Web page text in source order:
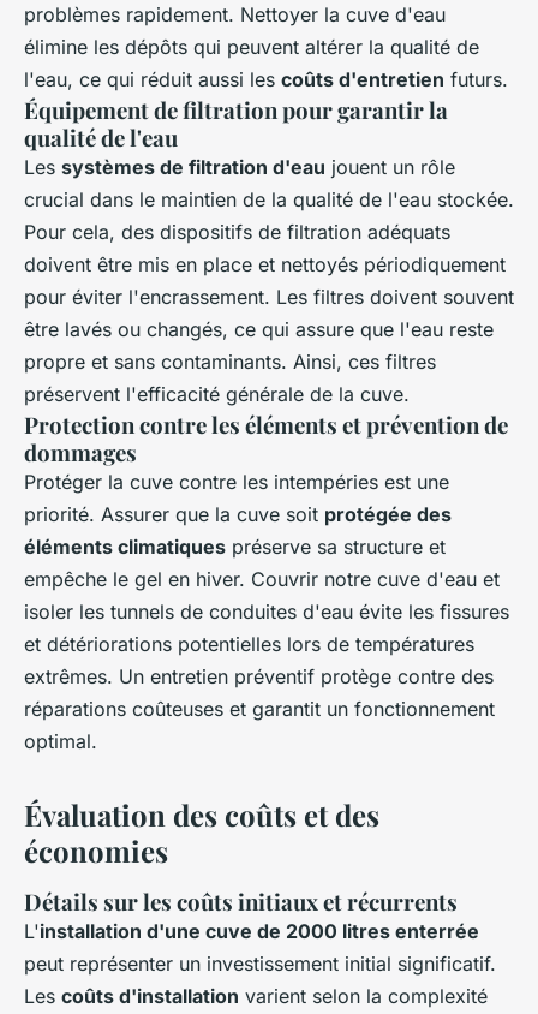
problèmes rapidement. Nettoyer la cuve d'eau
élimine les dépôts qui peuvent altérer la qualité de
l'eau, ce qui réduit aussi les coûts d'entretien futurs.
Équipement de filtration pour garantir la
qualité de l'eau
Les systèmes de filtration d'eau jouent un rôle
crucial dans le maintien de la qualité de l'eau stockée.
Pour cela, des dispositifs de filtration adéquats
doivent être mis en place et nettoyés périodiquement
pour éviter l'encrassement. Les filtres doivent souvent
être lavés ou changés, ce qui assure que l'eau reste
propre et sans contaminants. Ainsi, ces filtres
préservent l'efficacité générale de la cuve.
Protection contre les éléments et prévention de
dommages
Protéger la cuve contre les intempéries est une
priorité. Assurer que la cuve soit protégée des
éléments climatiques préserve sa structure et
empêche le gel en hiver. Couvrir notre cuve d'eau et
isoler les tunnels de conduites d'eau évite les fissures
et détériorations potentielles lors de températures
extrêmes. Un entretien préventif protège contre des
réparations coûteuses et garantit un fonctionnement
optimal.
Évaluation des coûts et des
économies
Détails sur les coûts initiaux et récurrents
L'installation d'une cuve de 2000 litres enterrée
peut représenter un investissement initial significatif.
Les coûts d'installation varient selon la complexité